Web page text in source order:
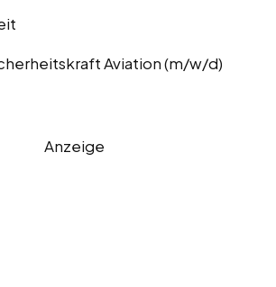
Aviation (m/w/d)
Anzeige